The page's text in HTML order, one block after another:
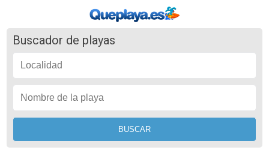
Buscador de playas